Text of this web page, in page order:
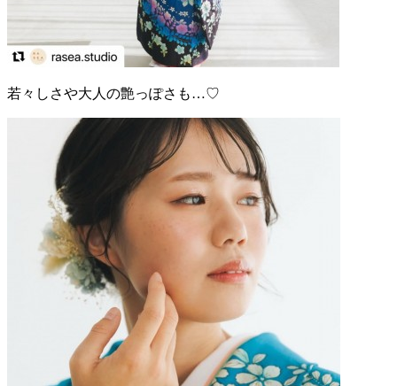
若々しさや大人の艶っぽさも…♡